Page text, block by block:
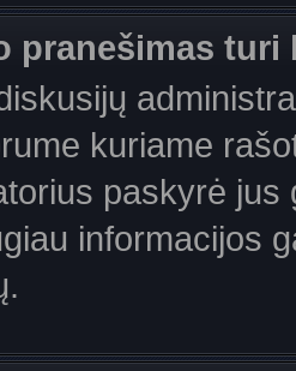
pranešimas
kuriame
paskyrė
informacijos